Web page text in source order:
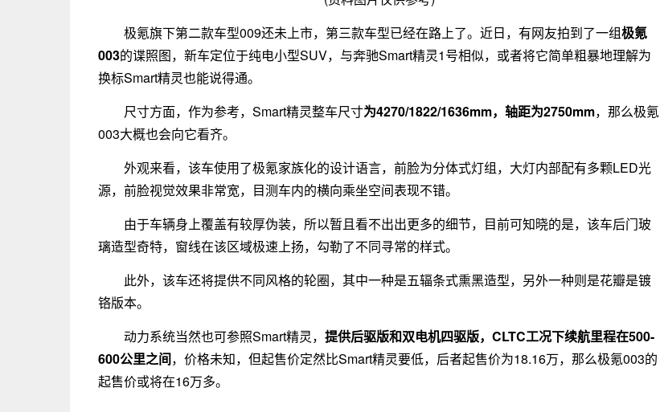
极氪旗下第二款车型009还未上市，第三款车型已经在路上了。近日，有网友拍到了一组极氪
003的谍照图，新车定位于纯电小型SUV，与奔驰Smart精灵1号相似，或者将它简单粗暴地理解为
换标Smart精灵也能说得通。
尺寸方面，作为参考，Smart精灵整车尺寸为4270/1822/1636mm，轴距为2750mm，那么极氪
003大概也会向它看齐。
外观来看，该车使用了极氪家族化的设计语言，前脸为分体式灯组，大灯内部配有多颗LED光
源，前脸视觉效果非常宽，目测车内的横向乘坐空间表现不错。
由于车辆身上覆盖有较厚伪装，所以暂且看不出出更多的细节，目前可知晓的是，该车后门玻
璃造型奇特，窗线在该区域极速上扬，勾勒了不同寻常的样式。
此外，该车还将提供不同风格的轮圈，其中一种是五辐条式熏黑造型，另外一种则是花瓣是镀
铬版本。
动力系统当然也可参照Smart精灵， 提供后驱版和双电机四驱版，CLTC工况下续航里程在500-
600公里之间，价格未知，但起售价定然比Smart精灵要低，后者起售价为18.16万，那么极氪003的
起售价或将在16万多。